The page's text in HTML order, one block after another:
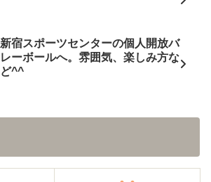
新宿スポーツセンターの個人開放バ
レーボールへ。雰囲気、楽しみ方な
ど^^